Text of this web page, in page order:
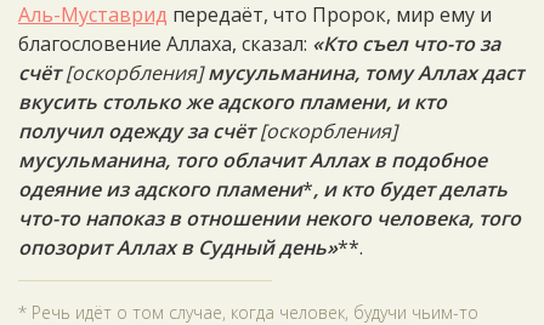
Аль-Муставрид передаёт, что Пророк, мир ему и
благословение Аллаха, сказал: «Кто съел что-то за
счёт[оскорбления]мусульманина, тому Аллах даст
вкусить столько же адского пламени, и кто
получил одежду за счёт[оскорбления]
мусульманина, того облачит Аллах в подобное
одеяние из адского пламени*, и кто будет делать
что-то напоказ в отношении некого человека, того
опозорит Аллах в Судный день»**.
* Речь идёт о том случае, когда человек, будучи чьим-то